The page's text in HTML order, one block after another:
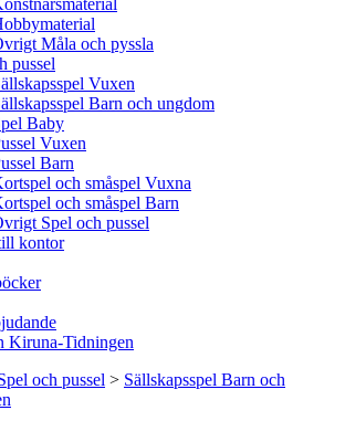
Måla och pyssla
pussel
Vuxen
Barn och ungdom
Baby
Vuxen
Barn
och småspel Vuxna
och småspel Barn
Spel och pussel
kontor
Kiruna-Tidningen
och pussel > Sällskapsspel Barn och